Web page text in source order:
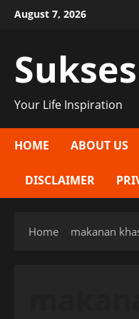
SkipAugust 7, 2026
Your Life Inspiration
HOME ABOUT US
DISCLAIMER
Home makanan